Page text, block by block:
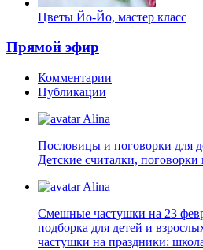
Цветы Йо-Йо, мастер класс
Прямой эфир
Комментарии
Публикации
Alina
Пословицы и поговорки для
Детские считалки, поговорки
Alina
Смешные частушки на 23
подборка для детей и
частушки на праздники: